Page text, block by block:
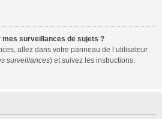
surveillances de sujets ?
allez dans votre panneau de l’utilisateur
surveillances) et suivez les instructions.